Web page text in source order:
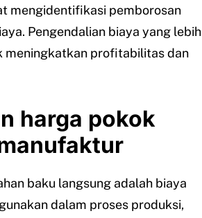
mengidentifikasi pemborosan
Pengendalian biaya yang lebih
meningkatkan profitabilitas dan
harga pokok
baku langsung adalah biaya
dalam proses produksi,